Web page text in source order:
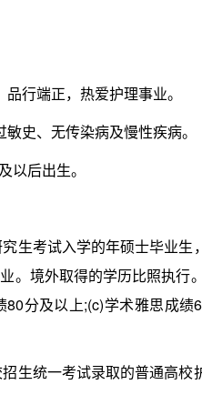
行端正，热爱护理事业。
史、无传染病及慢性疾病。
后出生。
考试入学的年硕士毕业生
。境外取得的学历比照执行
分及以上;(c)学术雅思成
统一考试录取的普通高校